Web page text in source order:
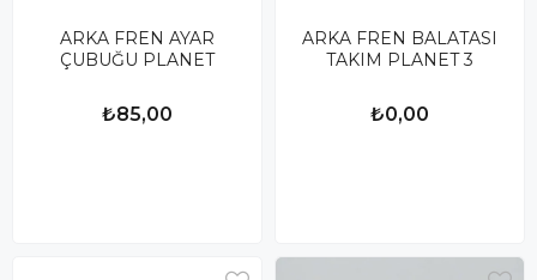
ARKA FREN AYAR
ÇUBUĞU PLANET
₺85,00
ARKA FREN BALATASI
TAKIM PLANET 3
₺0,00